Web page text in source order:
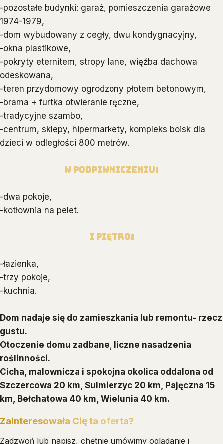
-pozostałe budynki: garaż, pomieszczenia garażowe
1974-1979,
-dom wybudowany z cegły, dwu kondygnacyjny,
-okna plastikowe,
-pokryty eternitem, stropy lane, więźba dachowa
odeskowana,
-teren przydomowy ogrodzony płotem betonowym,
-brama + furtka otwieranie ręczne,
-tradycyjne szambo,
-centrum, sklepy, hipermarkety, kompleks boisk dla
dzieci w odległości 800 metrów.
W podpiwniczeniu:
-dwa pokoje,
-kotłownia na pelet.
I piętro:
-łazienka,
-trzy pokoje,
-kuchnia.
Dom nadaje się do zamieszkania lub remontu- rzecz
gustu.
Otoczenie domu zadbane, liczne nasadzenia
roślinności.
Cicha, malownicza i spokojna okolica oddalona od
Szczercowa 20 km, Sulmierzyc 20 km, Pajęczna 15
km, Bełchatowa 40 km, Wielunia 40 km.
Zainteresowała Cię ta oferta?
Zadzwoń lub napisz, chętnie umówimy oglądanie i